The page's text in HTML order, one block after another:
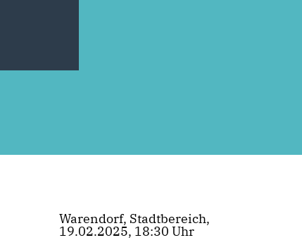
Warendorf, Stadtbereich,
19.02.2025, 18:30 Uhr